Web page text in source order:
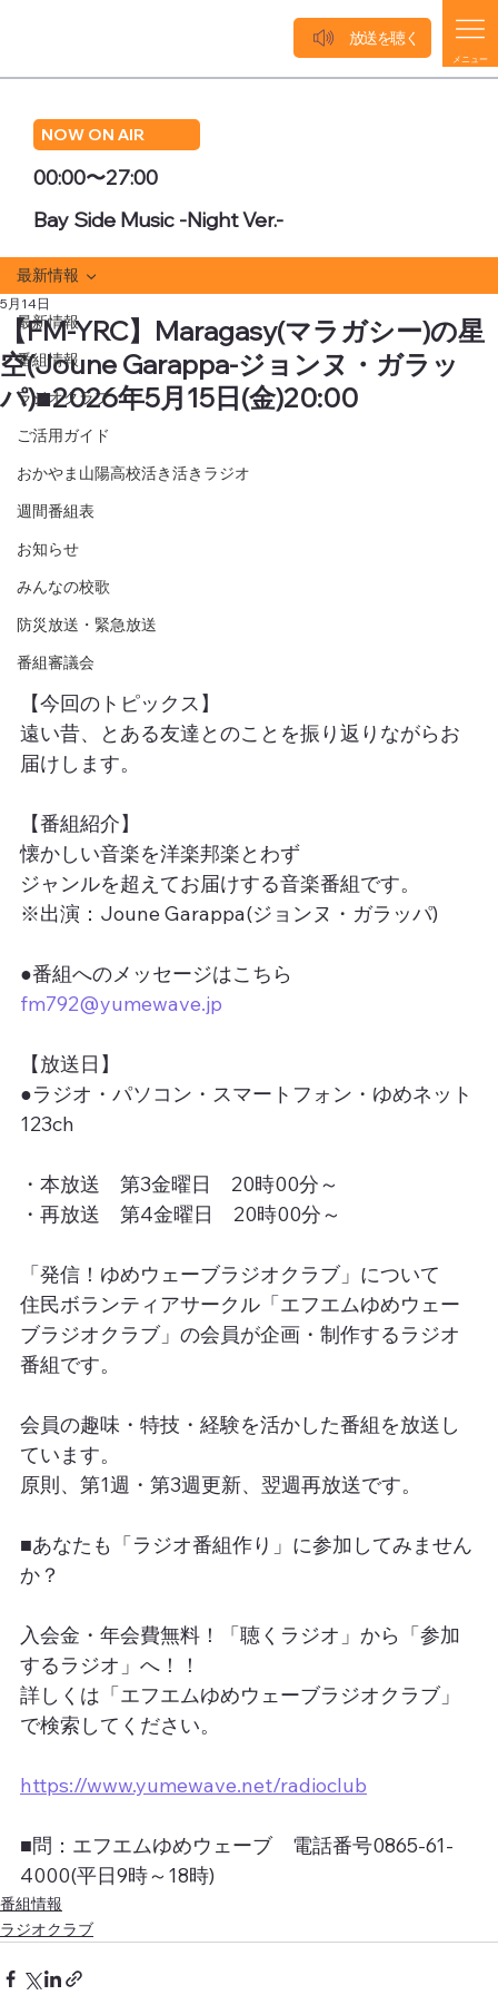
NOW ON AIR
00:00〜27:00
Bay Side Music -Night Ver.-
メニュー
放送を聴く
最新情報
番組情報
ラジオクラブ
ご活用ガイド
おかやま山陽高校活き活きラジオ
週間番組表
お知らせ
みんなの校歌
防災放送・緊急放送
番組審議会
最新情報
【FM-YRC】Maragasy(マラガシー)の星
空(Joune Garappa-ジョンヌ・ガラッ
パ)■2026年5月15日(金)20:00
5月14日
【今回のトピックス】
遠い昔、とある友達とのことを振り返りながらお
届けします。
【番組紹介】
懐かしい音楽を洋楽邦楽とわず
ジャンルを超えてお届けする音楽番組です。
※出演：Joune Garappa(ジョンヌ・ガラッパ)
●番組へのメッセージはこちら
fm792@yumewave.jp
【放送日】
●ラジオ・パソコン・スマートフォン・ゆめネット
123ch
・本放送　第3金曜日　20時00分～
・再放送　第4金曜日　20時00分～
「発信！ゆめウェーブラジオクラブ」について
住民ボランティアサークル「エフエムゆめウェー
ブラジオクラブ」の会員が企画・制作するラジオ
番組です。
会員の趣味・特技・経験を活かした番組を放送し
ています。
原則、第1週・第3週更新、翌週再放送です。
■あなたも「ラジオ番組作り」に参加してみません
か？
入会金・年会費無料！「聴くラジオ」から「参加
するラジオ」へ！！
詳しくは「エフエムゆめウェーブラジオクラブ」
で検索してください。
https://www.yumewave.net/radioclub
■問：エフエムゆめウェーブ　電話番号0865-61-
4000(平日9時～18時)
番組情報
ラジオクラブ